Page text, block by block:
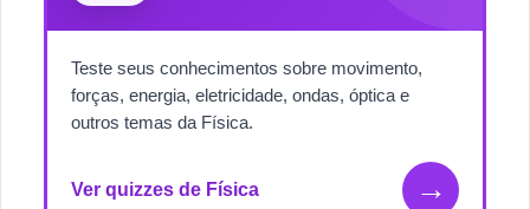
Teste seus conhecimentos sobre movimento,
forças, energia, eletricidade, ondas, óptica e
outros temas da Física.
Ver quizzes de Física →